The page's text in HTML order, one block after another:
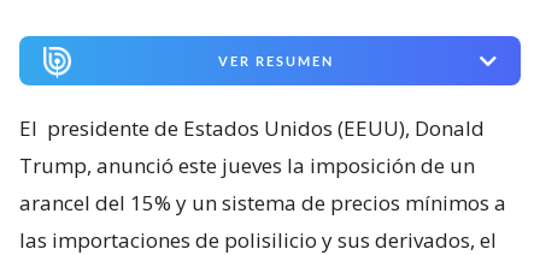
VER RESUMEN
El presidente de Estados Unidos (EEUU), Donald
Trump, anunció este jueves la imposición de un
arancel del 15% y un sistema de precios mínimos a
las importaciones de polisilicio y sus derivados, el